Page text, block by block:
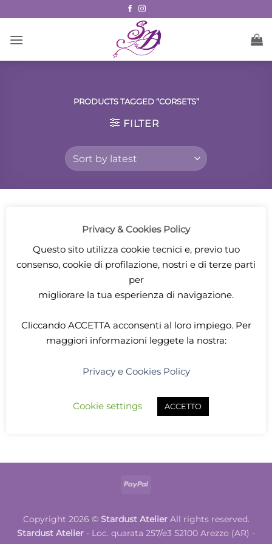
to
content
PRODUCTS TAGGED “CORSETS”
FILTER
Black corset with
PayPal
Copyright 2026 © Stardust AtelierAll rights reserved.
Stardust Atelier - Loc. quarata 257/e3 52100 Arezzo (AR) -
Privacy & Cookies Policy
Questo sito utilizza cookie tecnici e, previo tuo
consenso, cookie di profilazione, nostri e di terze parti
per
migliorare la tua esperienza di navigazione.
Cliccando ACCETTAacconsenti al loro impiego. Per
maggiori informazioni leggete la nostra:
Privacy e Cookies Policy
Cookie settings ACCETTO